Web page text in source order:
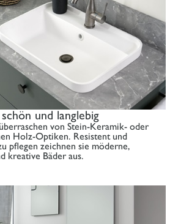
und langlebig
von Stein-Keramik- oder
Holz-Optiken. Resistent und
pflegen zeichnen sie möderne,
kreative Bäder aus.